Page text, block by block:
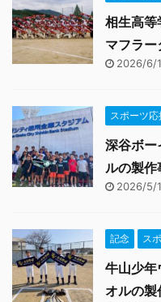
相生高等
マフラ
2026/6/
スポーツ応
深谷ボー
ルの製作
2026/5/
記念 ス
牛山少年
オルの